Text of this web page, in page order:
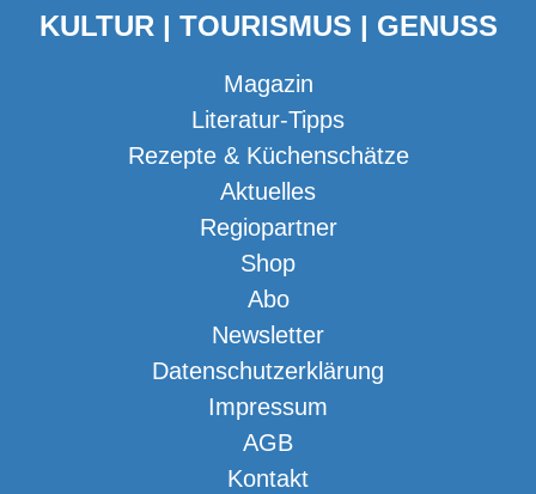
KULTUR | TOURISMUS | GENUSS
Magazin
Literatur-Tipps
Rezepte & Küchenschätze
Aktuelles
Regiopartner
Shop
Abo
Newsletter
Datenschutzerklärung
Impressum
AGB
Kontakt